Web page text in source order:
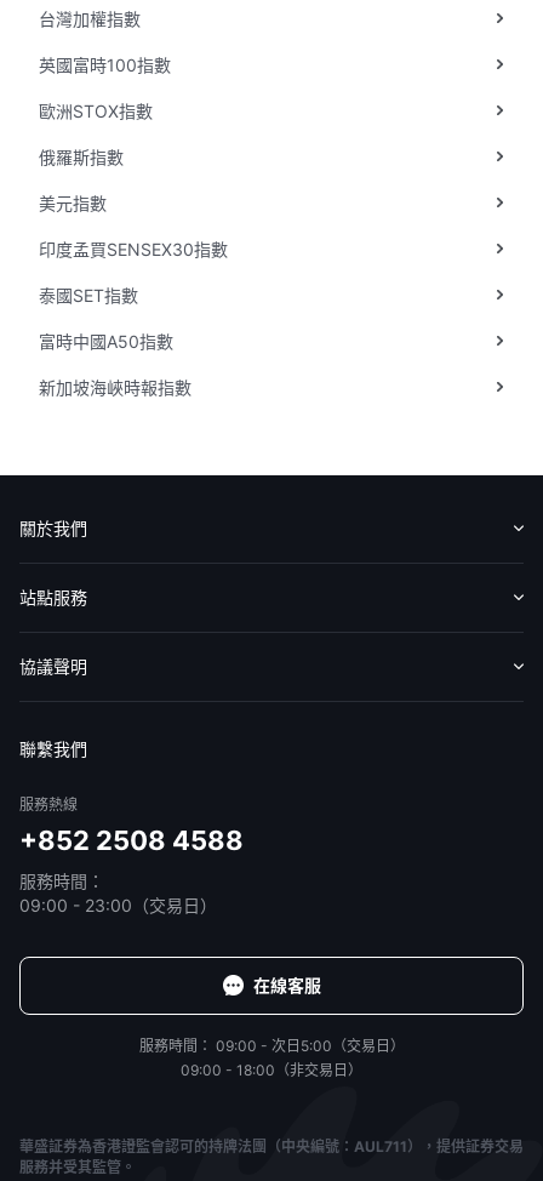
台灣加權指數
英國富時100指數
歐洲STOX指數
俄羅斯指數
美元指數
印度孟買SENSEX30指數
泰國SET指數
富時中國A50指數
新加坡海峽時報指數
關於我們
認識華盛
媒體報導
意見反饋
站點服務
收費標準
交易工具
幫助中心
協議聲明
聯繫我們
服務熱線
+852 2508 4588
服務時間：
09:00 - 23:00（交易日）
在線客服
服務時間： 09:00 - 次日5:00（交易日）
09:00 - 18:00（非交易日）
華盛証券為香港證監會認可的持牌法團（中央編號：AUL711），提供証券交易
服務并受其監管。